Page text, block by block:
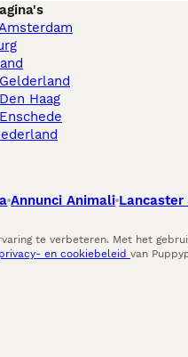
Haag
Annunci Animali Lancaster
te verbeteren. Met het
privacy- en cookiebeleid van